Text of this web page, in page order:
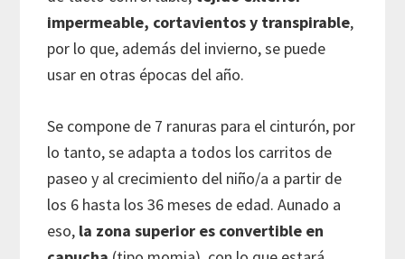
impermeable, cortavientos y transpirable,
por lo que, además del invierno, se puede
usar en otras épocas del año.
Se compone de 7 ranuras para el cinturón, por
lo tanto, se adapta a todos los carritos de
paseo y al crecimiento del niño/a a partir de
los 6 hasta los 36 meses de edad. Aunado a
eso, la zona superior es convertible en